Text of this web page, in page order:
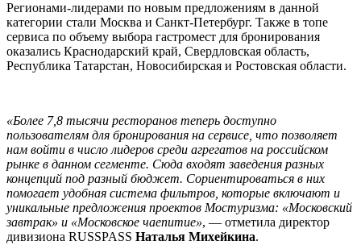
Регионами-лидерами по новым предложениям в данной
категории стали Москва и Санкт-Петербург. Также в топе
сервиса по объему выбора гастромест для бронирования
оказались Краснодарский край, Свердловская область,
Республика Татарстан, Новосибирская и Ростовская области.
«Более 7,8 тысячи ресторанов теперь доступно
пользователям для бронирования на сервисе, что позволяет
нам войти в число лидеров среди агрегатов на российском
рынке в данном сегменте. Сюда входят заведения разных
концепций под разный бюджет. Сориентироваться в них
помогает удобная система фильтров, которые включают и
уникальные предложения проектов Мостуризма: «Московский
завтрак» и «Московское чаепитие», — отметила директор
дивизиона RUSSPASS Наталья Михейкина.